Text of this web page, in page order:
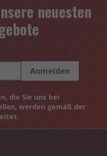
neuesten
Anmelden
die Sie uns bei
werden gemäß der